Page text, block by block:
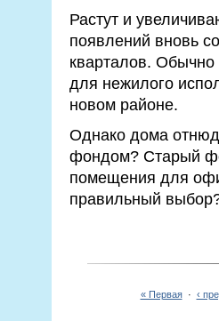
Растут и
появлений вновь
кварталов. Обычно
для нежилого
новом районе.
Однако дома
фондом? Старый
помещения для
правильный
« Первая · ‹